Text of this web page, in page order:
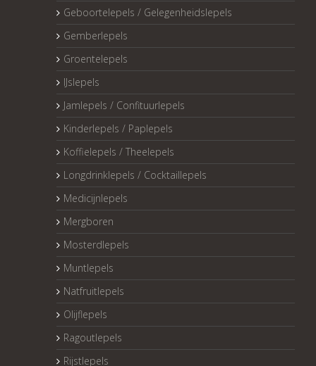
Geboortelepels / Gelegenheidslepels
Gemberlepels
Groentelepels
IJslepels
Jamlepels / Confituurlepels
Kinderlepels / Paplepels
Koffielepels / Theelepels
Longdrinklepels / Cocktaillepels
Medicijnlepels
Mergboren
Mosterdlepels
Muntlepels
Natfruitlepels
Olijflepels
Ragoutlepels
Rijstlepels